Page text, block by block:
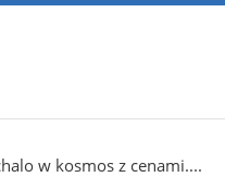
w kosmos z cenami....